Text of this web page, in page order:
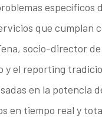
específicos
que cumplan
socio-director
y el reporting
en la potencia
en tiempo real y